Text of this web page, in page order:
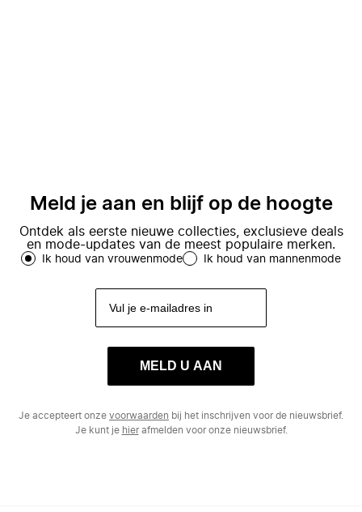
Meld je aan en blijf op de hoogte
Ontdek als eerste nieuwe collecties, exclusieve deals
en mode-updates van de meest populaire merken.
Ik houd van vrouwenmode Ik houd van mannenmode
MELD U AAN
Je accepteert onze voorwaarden bij het inschrijven voor de nieuwsbrief.
Je kunt je hierafmelden voor onze nieuwsbrief.